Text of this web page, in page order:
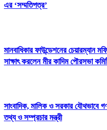
এর ‘সম্মতিপত্র’
মানবাধিকার ফাউন্ডেশনের
সাক্ষাৎ করলেন মীর কাদিম পৌরসভা
সাংবাদিক, মালিক ও সরকার যৌথভাবে
তথ্য ও সম্প্রচার মন্ত্রী